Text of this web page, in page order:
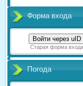
Форма входа
Войти через uID
Старая форма входа
Погода